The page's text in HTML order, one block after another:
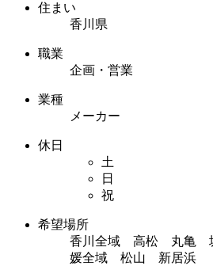
住まい
香川県
職業
企画・営業
業種
メーカー
休日
土
日
祝
希望場所
香川全域 高松 丸亀
媛全域 松山 新居浜